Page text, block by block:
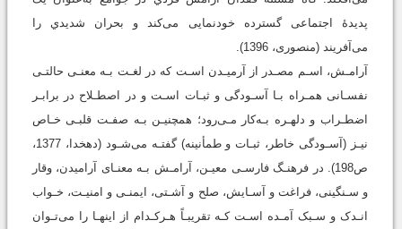
پدیدۀ اجتماعی گسترده خودنمایی می‌کند و بحران شدیدي را
می‌آفریند (منصوری، 1396).
آرامـش، اسـم مصـدر از آرمیـدن اسـت که در لغـت بـه معنـی حالتـی
نفسـانی همـراه بـا آسـودگی و ثبـات اسـت و در اصطـلاح در برابـر
اضطـراب و دلهـره بـه‌کار مـی‌رود؛ همچنیـن بـه صفـت قلبـی خـاص
نیـز (آسـودگی خاطر، ثبـات و طمأنینه) گفتـه می‌شـود (دهخدا، 1377،
ص198). در فرهنـگ فارسـی معیـن، آرامـش بـه معنـای آرامیدن، وقار
و سـنگینی، فراغت و آسـایش، صلح و آشـتی، ایمنـی و امنیـت، خـواب
انـدک و سـبک آمـده اسـت کـه تقریبـاً هـرکـدام از اینهـا را می‌تـوان